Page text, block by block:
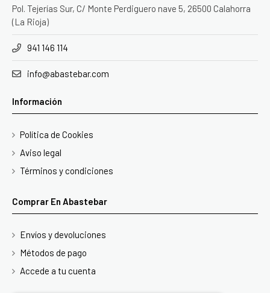
Pol. Tejerías Sur, C/ Monte Perdiguero nave 5, 26500 Calahorra
(La Rioja)
941 146 114
info@abastebar.com
Información
Política de Cookies
Aviso legal
Términos y condiciones
Comprar En Abastebar
Envíos y devoluciones
Métodos de pago
Accede a tu cuenta